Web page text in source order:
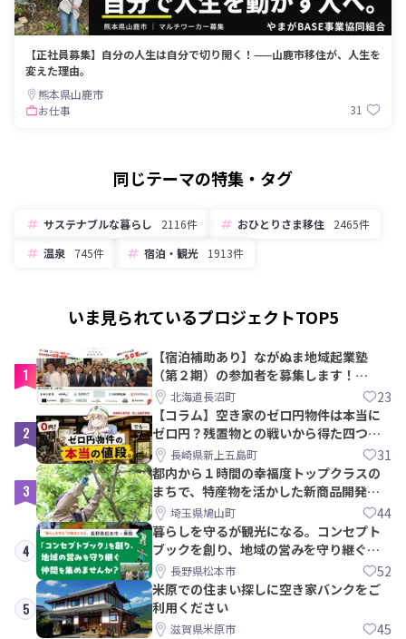
【正社員募集】自分の人生は自分で切り開く！——山鹿市移住が、人生を
変えた理由。
熊本県山鹿市
お仕事
31
同じテーマの特集・タグ
サステナブルな暮らし 2116件 おひとりさま移住
2465件
温泉
745件 宿泊・観光 1913件
いま見られているプロジェクトTOP5
1
【宿泊補助あり】ながぬま地域起業塾
（第２期）の参加者を募集します！
【8/21〆】
北海道長沼町 23
2
【コラム】空き家のゼロ円物件は本当に
ゼロ円？残置物との戦いから得た四つの
教訓｜新上五島町
長崎県新上五島町 31
3
都内から１時間の幸福度トップクラスの
まちで、特産物を活かした新商品開発＆
PRメンバー募集！
埼玉県鳩山町 44
4
暮らしを守るが観光になる。コンセプト
ブックを創り、地域の営みを守り継ぐ仲
間を集めませんか？
長野県松本市 52
5
米原での住まい探しに空き家バンクをご
利用ください
滋賀県米原市 45